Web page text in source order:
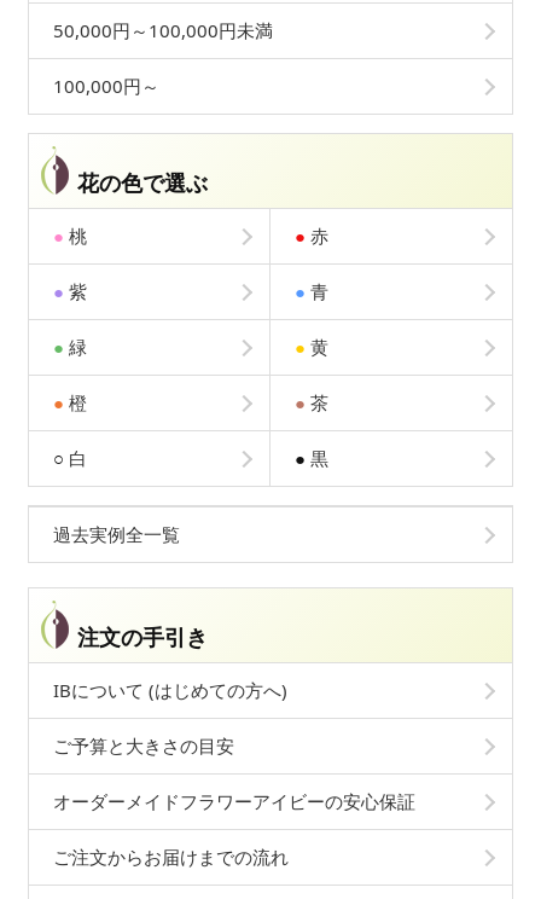
50,000円～100,000円未満
100,000円～
花の色で選ぶ
● 桃 ● 赤
● 紫 ● 青
● 緑 ● 黄
● 橙 ● 茶
○ 白 ● 黒
過去実例全一覧
注文の手引き
IBについて (はじめての方へ)
ご予算と大きさの目安
オーダーメイドフラワーアイビーの安心保証
ご注文からお届けまでの流れ